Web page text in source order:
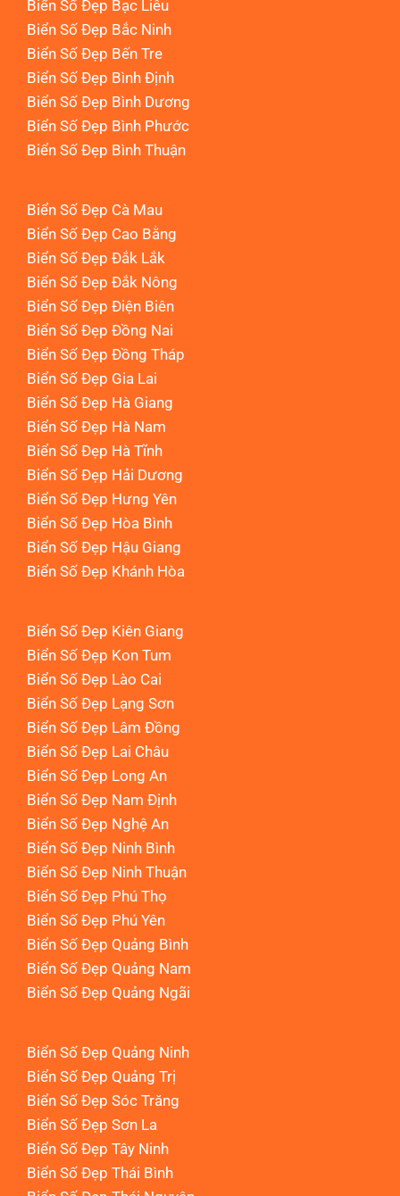
Biển Số Đẹp Bạc Liêu
Biển Số Đẹp Bắc Ninh
Biển Số Đẹp Bến Tre
Biển Số Đẹp Bình Định
Biển Số Đẹp Bình Dương
Biển Số Đẹp Bình Phước
Biển Số Đẹp Bình Thuận
Biển Số Đẹp Cà Mau
Biển Số Đẹp Cao Bằng
Biển Số Đẹp Đắk Lắk
Biển Số Đẹp Đắk Nông
Biển Số Đẹp Điện Biên
Biển Số Đẹp Đồng Nai
Biển Số Đẹp Đồng Tháp
Biển Số Đẹp Gia Lai
Biển Số Đẹp Hà Giang
Biển Số Đẹp Hà Nam
Biển Số Đẹp Hà Tĩnh
Biển Số Đẹp Hải Dương
Biển Số Đẹp Hưng Yên
Biển Số Đẹp Hòa Bình
Biển Số Đẹp Hậu Giang
Biển Số Đẹp Khánh Hòa
Biển Số Đẹp Kiên Giang
Biển Số Đẹp Kon Tum
Biển Số Đẹp Lào Cai
Biển Số Đẹp Lạng Sơn
Biển Số Đẹp Lâm Đồng
Biển Số Đẹp Lai Châu
Biển Số Đẹp Long An
Biển Số Đẹp Nam Định
Biển Số Đẹp Nghệ An
Biển Số Đẹp Ninh Bình
Biển Số Đẹp Ninh Thuận
Biển Số Đẹp Phú Thọ
Biển Số Đẹp Phú Yên
Biển Số Đẹp Quảng Bình
Biển Số Đẹp Quảng Nam
Biển Số Đẹp Quảng Ngãi
Biển Số Đẹp Quảng Ninh
Biển Số Đẹp Quảng Trị
Biển Số Đẹp Sóc Trăng
Biển Số Đẹp Sơn La
Biển Số Đẹp Tây Ninh
Biển Số Đẹp Thái Bình